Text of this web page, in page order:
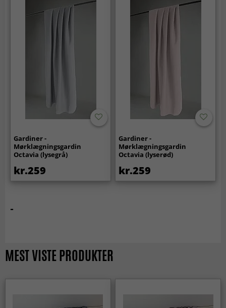
Gardiner -
Mørklægningsgardin
Octavia (lysegrå)
kr.259
Gardiner -
Mørklægningsgardin
Octavia (lyserød)
kr.259
-
MEST VISTE PRODUKTER